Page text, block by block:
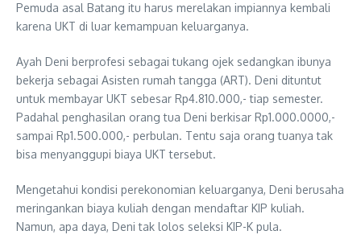
Pemuda asal Batang itu harus merelakan impiannya kembali
karena UKT di luar kemampuan keluarganya.
Ayah Deni berprofesi sebagai tukang ojek sedangkan ibunya
bekerja sebagai Asisten rumah tangga (ART). Deni dituntut
untuk membayar UKT sebesar Rp4.810.000,- tiap semester.
Padahal penghasilan orang tua Deni berkisar Rp1.000.0000,-
sampai Rp1.500.000,- perbulan. Tentu saja orang tuanya tak
bisa menyanggupi biaya UKT tersebut.
Mengetahui kondisi perekonomian keluarganya, Deni berusaha
meringankan biaya kuliah dengan mendaftar KIP kuliah.
Namun, apa daya, Deni tak lolos seleksi KIP-K pula.